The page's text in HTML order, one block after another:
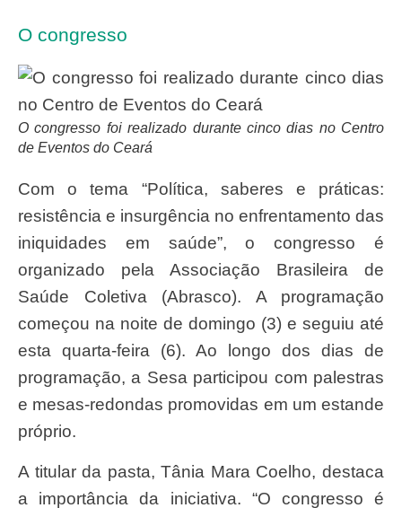
O congresso
O congresso foi realizado durante cinco dias no Centro
de Eventos do Ceará
Com o tema “Política, saberes e práticas:
resistência e insurgência no enfrentamento das
iniquidades em saúde”, o congresso é
organizado pela Associação Brasileira de
Saúde Coletiva (Abrasco). A programação
começou na noite de domingo (3) e seguiu até
esta quarta-feira (6). Ao longo dos dias de
programação, a Sesa participou com palestras
e mesas-redondas promovidas em um estande
próprio.
A titular da pasta, Tânia Mara Coelho, destaca
a importância da iniciativa. “O congresso é